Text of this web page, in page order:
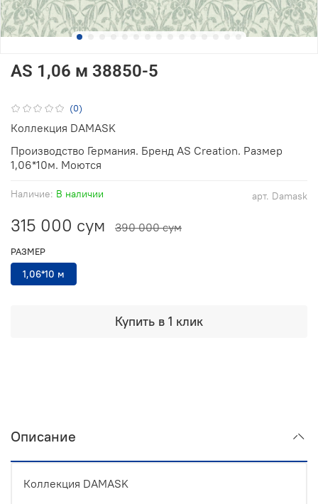
(0)
арт. Damask
Наличие: В наличии
AS 1,06 м 38850-5
315 000 сум 390 000 сум
Купить в 1 клик
РАЗМЕР
1,06*10 м
Коллекция DAMASK
Производство Германия. Бренд AS Creation. Размер
1,06*10м. Моются
Описание
Коллекция DAMASK